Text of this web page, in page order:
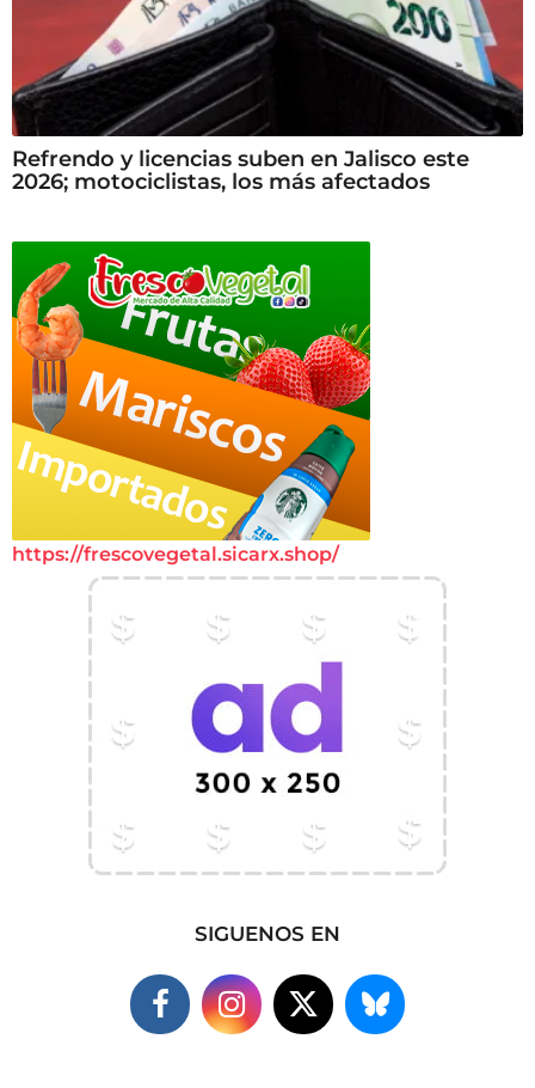
Refrendo y licencias suben en Jalisco este
2026; motociclistas, los más afectados
https://frescovegetal.sicarx.shop/
SIGUENOS EN